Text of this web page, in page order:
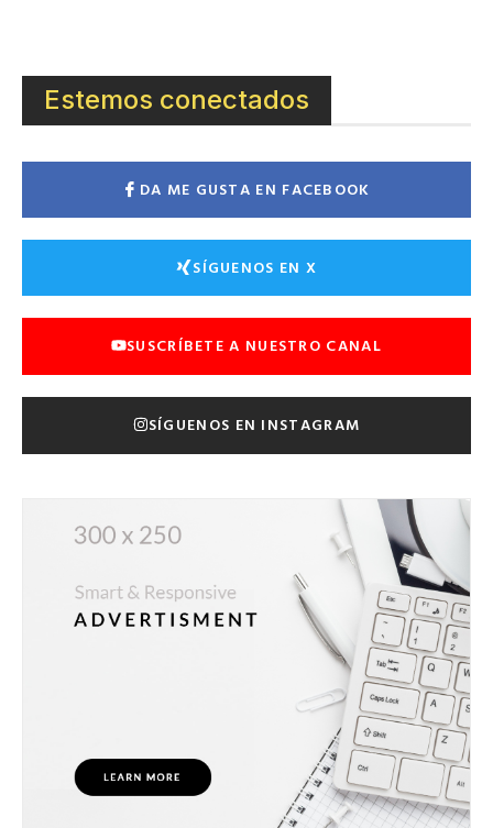
Estemos conectados
DA ME GUSTA EN FACEBOOK
SÍGUENOS EN X
SUSCRÍBETE A NUESTRO CANAL
SÍGUENOS EN INSTAGRAM